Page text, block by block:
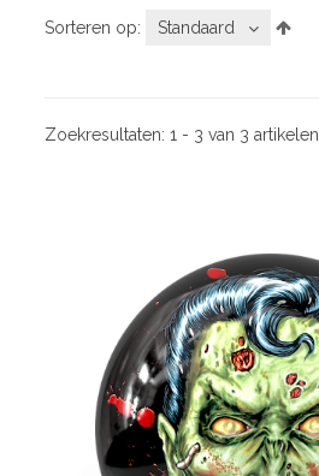
Sorteren op:
Standaard
Zoekresultaten:1 - 3 van 3 artikelen